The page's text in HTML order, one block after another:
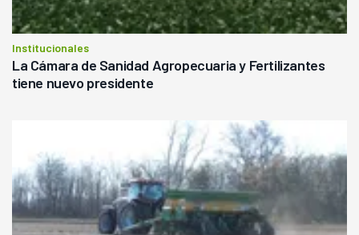
Institucionales
La Cámara de Sanidad Agropecuaria y Fertilizantes
tiene nuevo presidente